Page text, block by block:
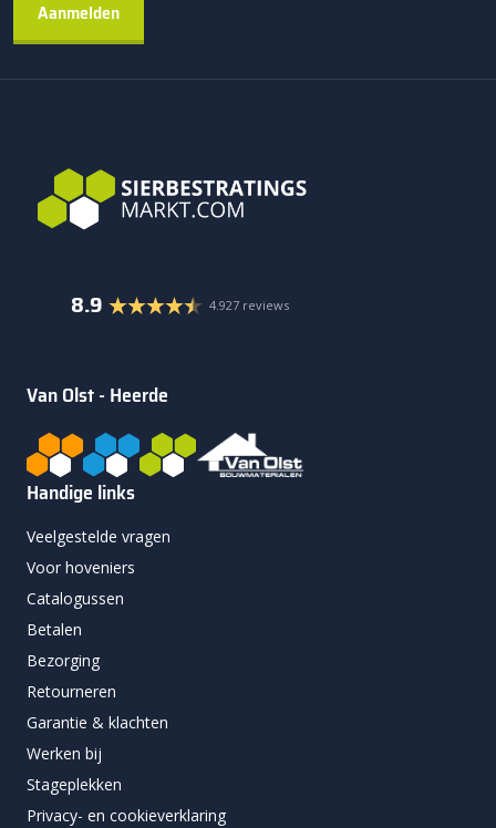
8.9 4.927 reviews
Van Olst - Heerde
Handige links
Veelgestelde vragen
Voor hoveniers
Catalogussen
Betalen
Bezorging
Retourneren
Garantie & klachten
Werken bij
Stageplekken
Privacy- en cookieverklaring